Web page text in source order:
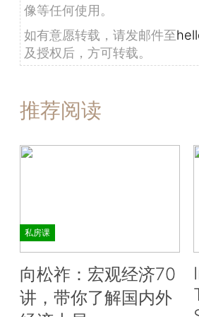
像等任何使用。
如有意愿转载，请发邮件至
及授权后，方可转载。
推荐阅读
私房课
向松祚：宏观经济70
讲，带你了解国内外